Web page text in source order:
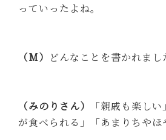
っていったよね。
（M） どんなことを書かれまし
（みのりさん）
「親戚も楽し
が食べられる」「あまりちやほ